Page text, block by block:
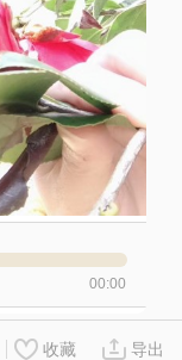
00:00
收藏 导出